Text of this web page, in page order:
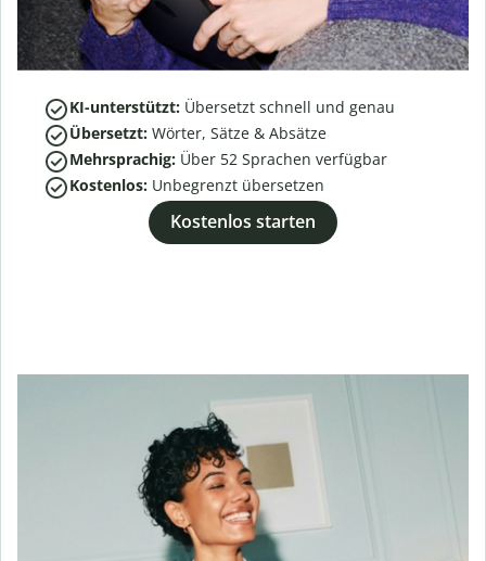
KI-unterstützt: Übersetzt schnell und genau
Übersetzt: Wörter, Sätze & Absätze
Mehrsprachig: Über 52 Sprachen verfügbar
Kostenlos: Unbegrenzt übersetzen
Kostenlos starten